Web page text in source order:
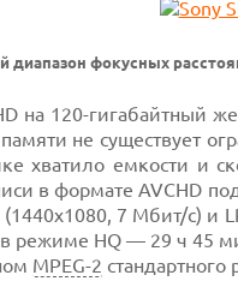
диапазон фокусных
на 120-гигабайтный
не существует
хватило емкости и
в формате AVCHD
7 Мбит/с) и
в режиме HQ — 29 ч
MPEG-2